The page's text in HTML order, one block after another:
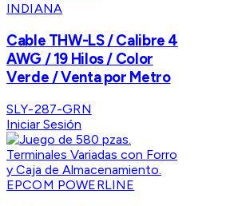
INDIANA
Cable THW-LS / Calibre 4
AWG / 19 Hilos / Color
Verde / Venta por Metro
SLY-287-GRN
Iniciar Sesión
EPCOM POWERLINE